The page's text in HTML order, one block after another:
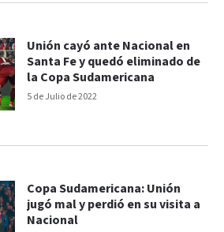
5 de Julio de 2022
Unión cayó ante Nacional en
Santa Fe y quedó eliminado de
la Copa Sudamericana
Copa Sudamericana: Unión
jugó mal y perdió en su visita a
Nacional